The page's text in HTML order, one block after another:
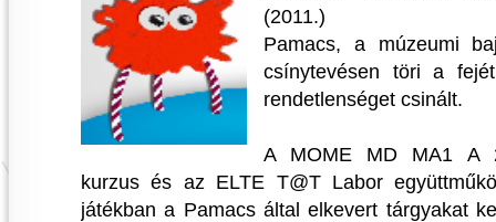
(2011.)
Pamacs, a múzeumi
csínytevésen töri a
rendetlenséget csinált.
A MOME MD MA1 A
kurzus és az ELTE T@T Labor
játékban a Pamacs által elkevert tárgyakat